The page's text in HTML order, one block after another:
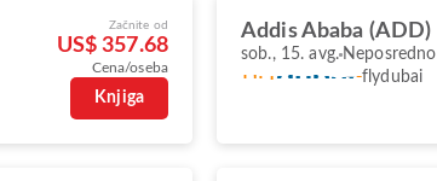
Začnite od
US$ 357.68
Cena/oseba
Knjiga
Addis Ababa (ADD)
sob., 15. avg. Neposredno
flydubai